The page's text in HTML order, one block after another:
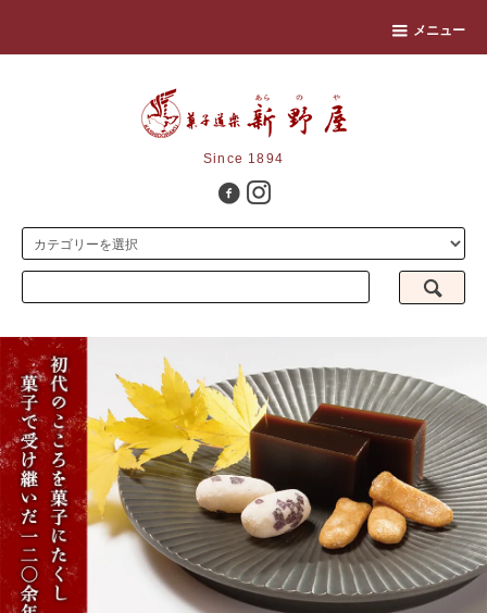
メニュー
Since 1894